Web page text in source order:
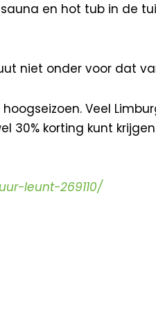
en hot tub in de
niet onder voor dat
Veel
30% korting kunt
leunt-269110/